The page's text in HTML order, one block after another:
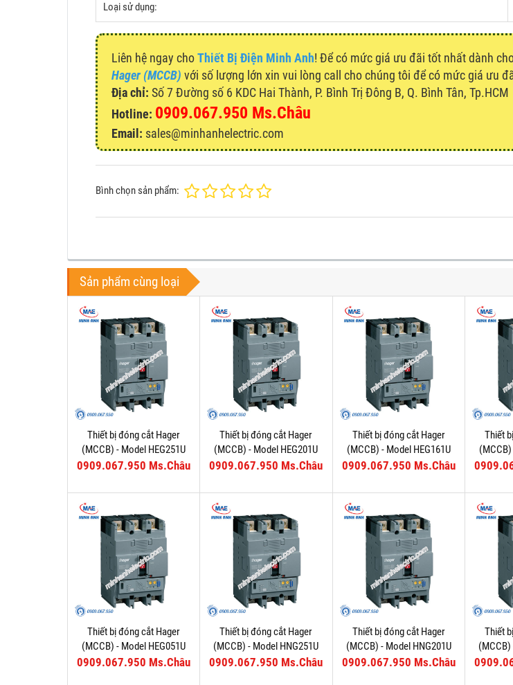
Loại sử dụng:
Liên hệ ngay choThiết Bị Điện Minh Anh! Để có mức giá ưu đãi tốt nhất dành
Hager (MCCB) với số lượng lớn xin vui lòng call cho chúng tôi để có mức giá ưu
Địa chỉ: Số 7 Đường số 6 KDC Hai Thành, P. Bình Trị Đông B, Q. Bình Tân, Tp.HCM
Hotline: 0909.067.950 Ms.Châu
Email: sales@minhanhelectric.com
Bình chọn sản phẩm:
Sản phẩm cùng loại
Thiết bị đóng cắt Hager
(MCCB) - Model HEG251U
0909.067.950 Ms.Châu
Thiết bị đóng cắt Hager
(MCCB) - Model HEG201U
0909.067.950 Ms.Châu
Thiết bị đóng cắt Hager
(MCCB) - Model HEG161U
0909.067.950 Ms.Châu
Thiết
Thiết bị đóng cắt Hager
(MCCB) - Model HEG051U
0909.067.950 Ms.Châu
Thiết bị đóng cắt Hager
(MCCB) - Model HNG251U
0909.067.950 Ms.Châu
Thiết bị đóng cắt Hager
(MCCB) - Model HNG201U
0909.067.950 Ms.Châu
Thiết
(MCCB)